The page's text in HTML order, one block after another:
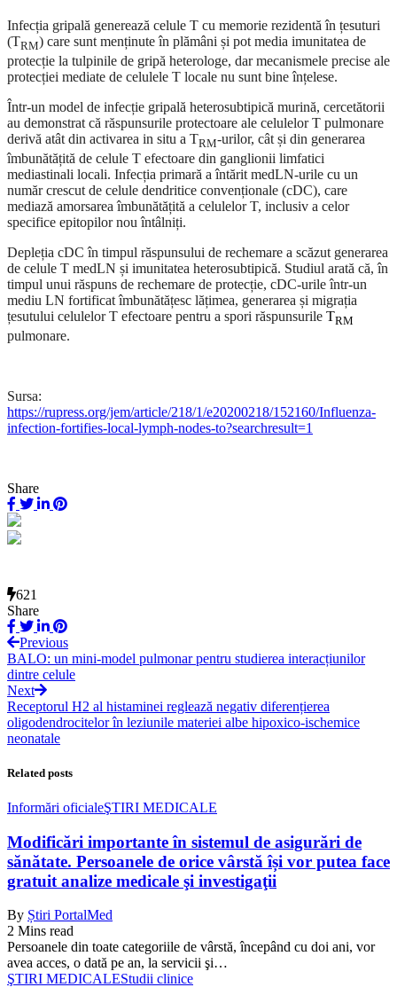
Infecția gripală generează celule T cu memorie rezidentă în țesuturi
(TRM) care sunt menținute în plămâni și pot media imunitatea de
protecție la tulpinile de gripă heterologe, dar mecanismele precise ale
protecției mediate de celulele T locale nu sunt bine înțelese.
Într-un model de infecție gripală heterosubtipică murină, cercetătorii
au demonstrat că răspunsurile protectoare ale celulelor T pulmonare
derivă atât din activarea in situ a TRM-urilor, cât și din generarea
îmbunătățită de celule T efectoare din ganglionii limfatici
mediastinali locali. Infecția primară a întărit medLN-urile cu un
număr crescut de celule dendritice convenționale (cDC), care
mediază amorsarea îmbunătățită a celulelor T, inclusiv a celor
specifice epitopilor nou întâlniți.
Depleția cDC în timpul răspunsului de rechemare a scăzut generarea
de celule T medLN și imunitatea heterosubtipică. Studiul arată că, în
timpul unui răspuns de rechemare de protecție, cDC-urile într-un
mediu LN fortificat îmbunătățesc lățimea, generarea și migrația
țesutului celulelor T efectoare pentru a spori răspunsurile TRM
pulmonare.
Sursa:
https://rupress.org/jem/article/218/1/e20200218/152160/Influenza-
infection-fortifies-local-lymph-nodes-to?searchresult=1
Share
621
Share
Previous
BALO: un mini-model pulmonar pentru studierea interacțiunilor
dintre celule
Next
Receptorul H2 al histaminei reglează negativ diferențierea
oligodendrocitelor în leziunile materiei albe hipoxico-ischemice
neonatale
Related posts
Informări oficialeŞTIRI MEDICALE
Modificări importante în sistemul de asigurări de
sănătate. Persoanele de orice vârstă își vor putea face
gratuit analize medicale şi investigaţii
By Știri PortalMed
2 Mins read
Persoanele din toate categoriile de vârstă, începând cu doi ani, vor
avea acces, o dată pe an, la servicii şi…
ŞTIRI MEDICALEStudii clinice